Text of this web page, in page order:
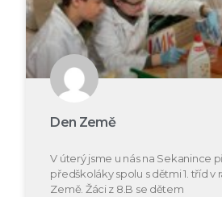
Den Země
V úterý jsme u nás na Sekanince
předškoláky spolu s dětmi 1. tříd v
Země. Žáci z 8.B se dětem